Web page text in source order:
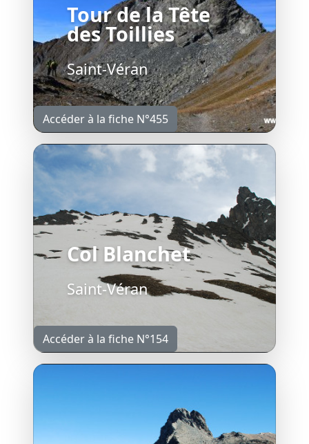
Tour de la Tête
des Toillies
Saint-Véran
Accéder à la fiche N°455
Col Blanchet
Saint-Véran
Accéder à la fiche N°154